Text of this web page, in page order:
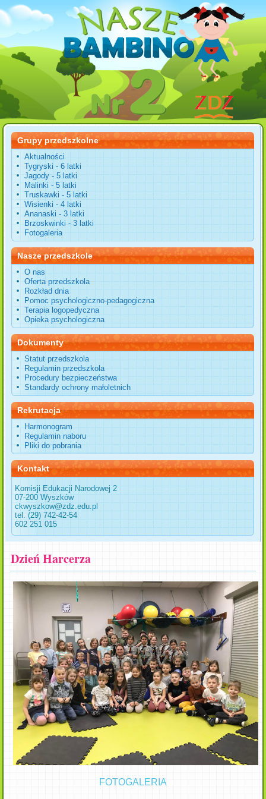
Grupy przedszkolne
Aktualności
Tygryski - 6 latki
Jagody - 5 latki
Malinki - 5 latki
Truskawki - 5 latki
Wisienki - 4 latki
Ananaski - 3 latki
Brzoskwinki - 3 latki
Fotogaleria
Nasze przedszkole
O nas
Oferta przedszkola
Rozkład dnia
Pomoc psychologiczno-pedagogiczna
Terapia logopedyczna
Opieka psychologiczna
Dokumenty
Statut przedszkola
Regulamin przedszkola
Procedury bezpieczeństwa
Standardy ochrony małoletnich
Rekrutacja
Harmonogram
Regulamin naboru
Pliki do pobrania
Kontakt
Komisji Edukacji Narodowej 2
07-200 Wyszków
ckwyszkow@zdz.edu.pl
tel. (29) 742-42-54
602 251 015
Dzień Harcerza
FOTOGALERIA